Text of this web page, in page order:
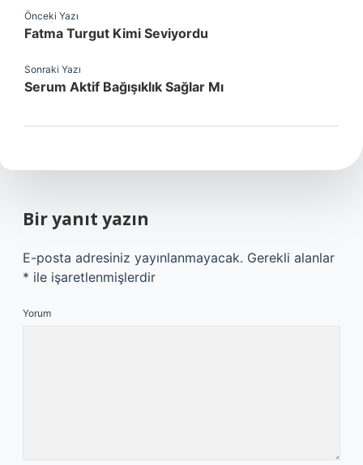
Önceki Yazı
Fatma Turgut Kimi Seviyordu
Sonraki Yazı
Serum Aktif Bağışıklık Sağlar Mı
Bir yanıt yazın
E-posta adresiniz yayınlanmayacak. Gerekli alanlar
* ile işaretlenmişlerdir
Yorum